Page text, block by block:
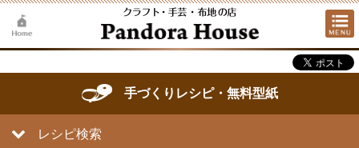
手づくりレシピ・無料型紙
レシピ検索